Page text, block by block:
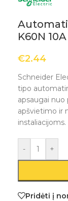
K60N
€2.44
Schneider
tipo
apsaugai
apšvietimo ir
instaliacijoms.
- +
Pridėti į